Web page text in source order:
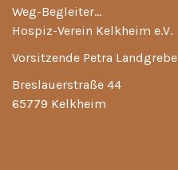
Weg-Begleiter…
Hospiz-Verein Kelkheim e.V.
Vorsitzende Petra Landgrebe
Breslauerstraße 44
65779 Kelkheim